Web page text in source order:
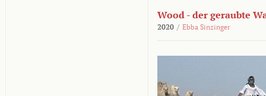
Wood - der geraubte
2020 / Ebba Sinzinger